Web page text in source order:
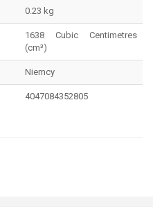
0.23 kg
1638 Cubic Centimetres
(cm³)
Niemcy
4047084352805